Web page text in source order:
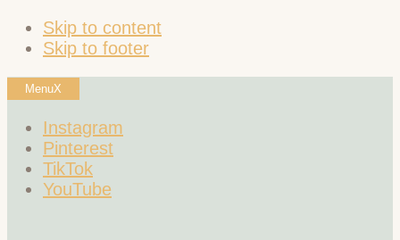
Skip to content
Skip to footer
MenuX
Instagram
Pinterest
TikTok
YouTube